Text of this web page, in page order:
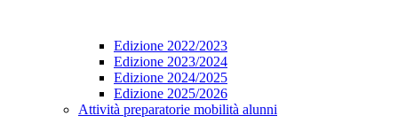
Edizione 2022/2023
Edizione 2023/2024
Edizione 2024/2025
Edizione 2025/2026
Attività preparatorie mobilità alunni